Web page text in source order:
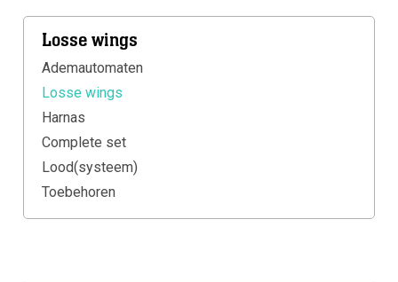
Losse wings
Ademautomaten
Losse wings
Harnas
Complete set
Lood(systeem)
Toebehoren